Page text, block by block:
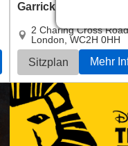
Garrick Theatre
2 Charing Cross
London,WC2H 0HH
Sitzplan Mehr